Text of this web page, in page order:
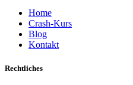
Home
Crash-Kurs
Blog
Kontakt
Rechtliches